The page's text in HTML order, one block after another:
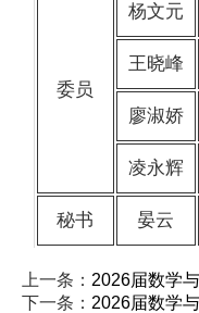
委员
杨文元
王晓峰
廖淑娇
凌永辉
秘书 晏云
上一条： 2026届数学
下一条： 2026届数学